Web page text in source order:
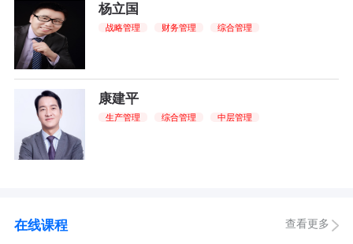
杨立国
战略管理 财务管理 综合管理
康建平
生产管理 综合管理 中层管理
在线课程 查看更多